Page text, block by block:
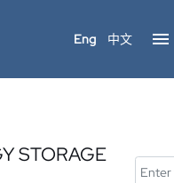
Eng 中文
STORAGE